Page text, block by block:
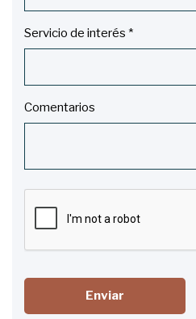
Servicio de interés *
Comentarios
Enviar